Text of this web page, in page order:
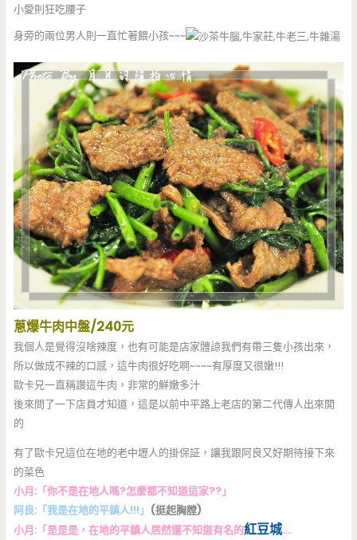
小愛則狂吃腰子
身旁的兩位男人則一直忙著餵小孩~~~
蔥爆牛肉中盤/240元
我個人是覺得沒啥辣度，也有可能是店家體諒我們有帶三隻小孩出來，
所以做成不辣的口感，這牛肉很好吃啊~~~~有厚度又很嫩!!!
歐卡兄一直稱讚這牛肉，非常的鮮嫩多汁
後來問了一下店員才知道，這是以前中平路上老店的第二代傳人出來開
的
有了歐卡兄這位在地的老中壢人的掛保証，讓我跟阿良又好期待接下來
的菜色
小月:「你不是在地人嗎?怎麼都不知道這家??」
阿良:「我是在地的平鎮人!!!」 (挺起胸膛)
小月:「是是是，在地的平鎮人居然還不知道有名的紅豆城….